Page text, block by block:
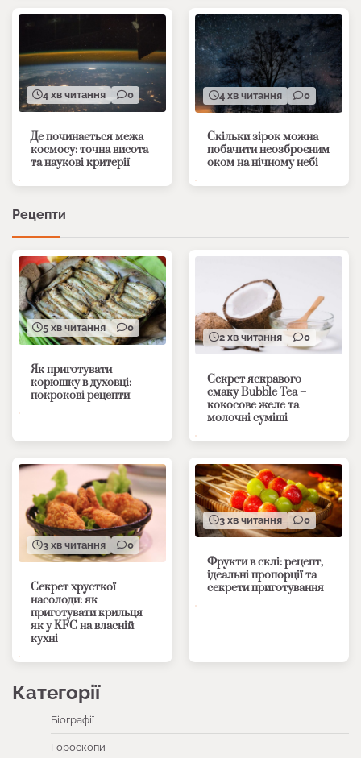
4 хв читання 0
Де починається межа
космосу: точна висота
та наукові критерії
4 хв читання 0
Скільки зірок можна
побачити неозброєним
оком на нічному небі
Рецепти
5 хв читання 0
Як приготувати
корюшку в духовці:
покрокові рецепти
2 хв читання 0
Секрет яскравого
смаку Bubble Tea –
кокосове желе та
молочні суміші
3 хв читання 0
Секрет хрусткої
насолоди: як
приготувати крильця
як у KFC на власній
кухні
3 хв читання 0
Фрукти в склі: рецепт,
ідеальні пропорції та
секрети приготування
Категорії
Біографії
Гороскопи